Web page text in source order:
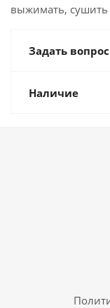
выжимать, сушить
Задать вопрос
Наличие